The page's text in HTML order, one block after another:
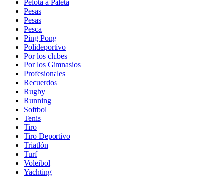
Pelota a Paleta
Pesas
Pesas
Pesca
Ping Pong
Polideportivo
Por los clubes
Por los Gimnasios
Profesionales
Recuerdos
Rugby
Running
Softbol
Tenis
Tiro
Tiro Deportivo
Triatlón
Turf
Voleibol
Yachting